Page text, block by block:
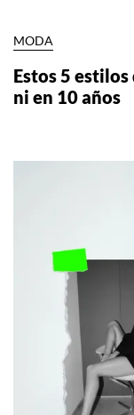
MODA
Estos 5
ni en 10 años